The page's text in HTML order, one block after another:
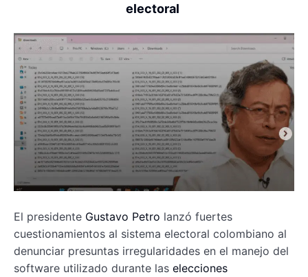
electoral
El presidente Gustavo Petro lanzó fuertes
cuestionamientos al sistema electoral colombiano al
denunciar presuntas irregularidades en el manejo del
software utilizado durante las elecciones